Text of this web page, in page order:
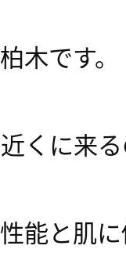
木です。
くに来
能と肌